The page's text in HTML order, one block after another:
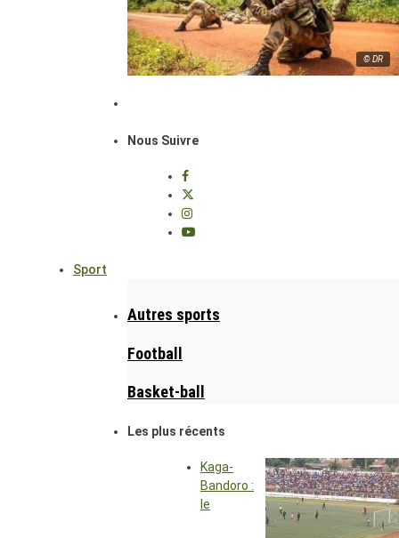
© DR
Nous Suivre
Sport
Autres sports
Football
Basket-ball
Les plus récents
Kaga-
Bandoro :
le